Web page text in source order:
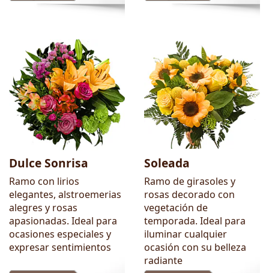
Dulce Sonrisa
Ramo con lirios
elegantes, alstroemerias
alegres y rosas
apasionadas. Ideal para
ocasiones especiales y
expresar sentimientos
Soleada
Ramo de girasoles y
rosas decorado con
vegetación de
temporada. Ideal para
iluminar cualquier
ocasión con su belleza
radiante